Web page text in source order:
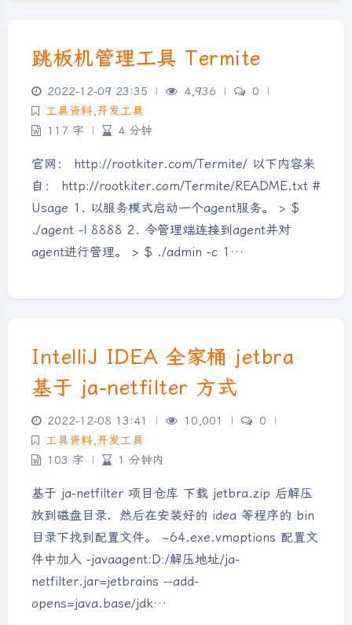
跳板机管理工具 Termite
2022-12-09 23:35 | 4,936 | 0
|
工具资料,开发工具
117 字
| 4 分钟
官网： http://rootkiter.com/Termite/ 以下内容来
自： http://rootkiter.com/Termite/README.txt #
Usage 1. 以服务模式启动一个agent服务。 > $
./agent -l 8888 2. 令管理端连接到agent并对
agent进行管理。 > $ ./admin -c 1…
IntelliJ IDEA 全家桶 jetbra
基于 ja-netfilter 方式
2022-12-08 13:41 | 10,001 | 0
|
工具资料,开发工具
103 字
| 1 分钟内
基于 ja-netfilter 项目仓库 下载 jetbra.zip 后解压
放到磁盘目录，然后在安装好的 idea 等程序的 bin
目录下找到配置文件。 ~64.exe.vmoptions 配置文
件中加入 -javaagent:D:/解压地址/ja-
netfilter.jar=jetbrains --add-
opens=java.base/jdk…